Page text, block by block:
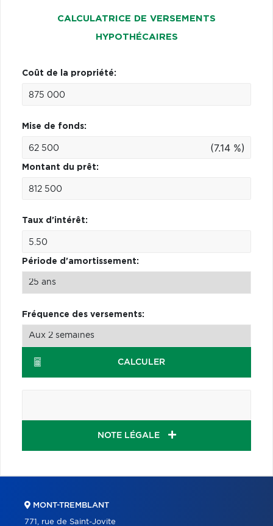
CALCULATRICE DE VERSEMENTS
HYPOTHÉCAIRES
Coût de la propriété:
Mise de fonds:
(7.14 %)
Montant du prêt:
Taux d'intérêt:
Période d'amortissement:
Fréquence des versements:
CALCULER
NOTE LÉGALE
MONT-TREMBLANT
771, rue de Saint-Jovite